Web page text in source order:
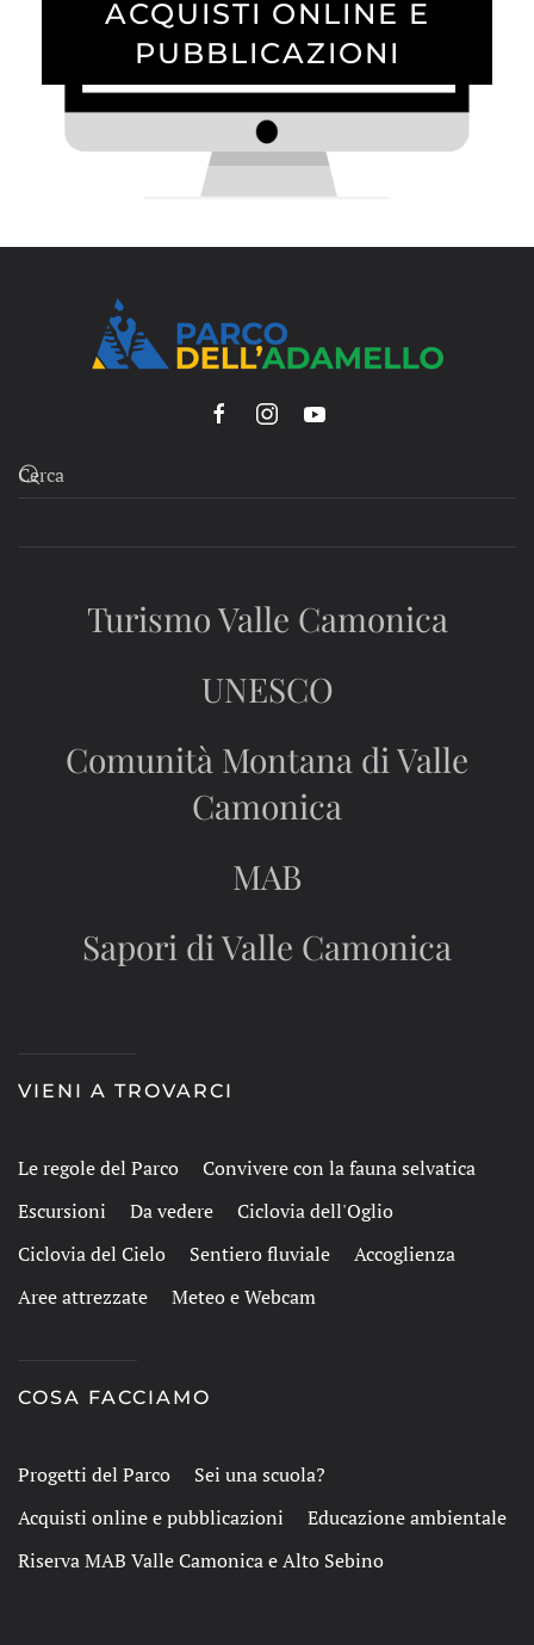
ACQUISTI ONLINE E
PUBBLICAZIONI
Turismo Valle Camonica
UNESCO
Comunità Montana di Valle
Camonica
MAB
Sapori di Valle Camonica
VIENI A TROVARCI
Le regole del Parco
Convivere con la fauna selvatica
Escursioni
Da vedere
Ciclovia dell'Oglio
Ciclovia del Cielo
Sentiero fluviale
Accoglienza
Aree attrezzate
Meteo e Webcam
COSA FACCIAMO
Progetti del Parco
Sei una scuola?
Acquisti online e pubblicazioni
Educazione ambientale
Riserva MAB Valle Camonica e Alto Sebino